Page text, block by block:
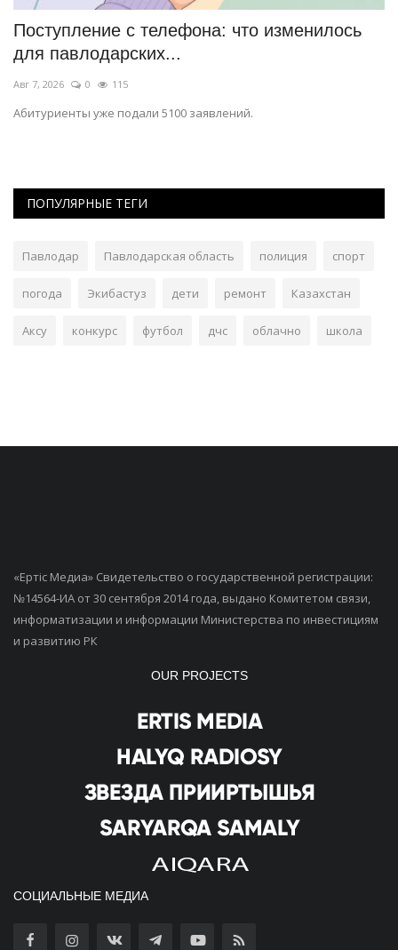
Поступление с телефона: что изменилось
для павлодарских...
Авг 7, 2026 0 115
Абитуриенты уже подали 5100 заявлений.
ПОПУЛЯРНЫЕ ТЕГИ
Павлодар Павлодарская область полиция спорт
погода Экибастуз дети ремонт Казахстан
Аксу конкурс футбол дчс облачно школа
«Ертiс Медиа» Свидетельство о государственной регистрации:
№14564-ИА от 30 сентября 2014 года, выдано Комитетом связи,
информатизации и информации Министерства по инвестициям
и развитию РК
OUR PROJECTS
СОЦИАЛЬНЫЕ МЕДИА